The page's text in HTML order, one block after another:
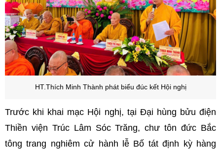
HT.Thích Minh Thành phát biểu đúc kết Hội nghị
Trước khi khai mạc Hội nghị, tại Đại hùng bửu điện
Thiền viện Trúc Lâm Sóc Trăng, chư tôn đức Bắc
tông trang nghiêm cử hành lễ Bố tát định kỳ hàng